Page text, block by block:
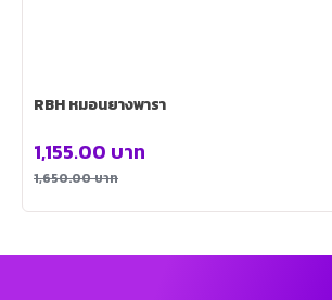
RBH หมอนยางพารา
1,650.00บาท
1,155.00 บาท